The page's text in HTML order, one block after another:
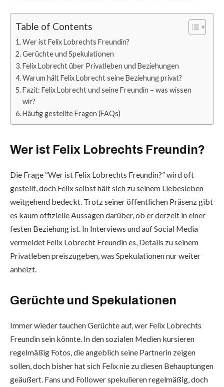
Table of Contents
Wer ist Felix Lobrechts Freundin?
Gerüchte und Spekulationen
Felix Lobrecht über Privatleben und Beziehungen
Warum hält Felix Lobrecht seine Beziehung privat?
Fazit: Felix Lobrecht und seine Freundin – was wissen
wir?
Häufig gestellte Fragen (FAQs)
Wer ist Felix Lobrechts Freundin?
Die Frage “Wer ist Felix Lobrechts Freundin?” wird oft
gestellt, doch Felix selbst hält sich zu seinem Liebesleben
weitgehend bedeckt. Trotz seiner öffentlichen Präsenz gibt
es kaum offizielle Aussagen darüber, ob er derzeit in einer
festen Beziehung ist. In Interviews und auf Social Media
vermeidet Felix Lobrecht Freundin es, Details zu seinem
Privatleben preiszugeben, was Spekulationen nur weiter
anheizt.
Gerüchte und Spekulationen
Immer wieder tauchen Gerüchte auf, wer Felix Lobrechts
Freundin sein könnte. In den sozialen Medien kursieren
regelmäßig Fotos, die angeblich seine Partnerin zeigen
sollen, doch bisher hat sich Felix nie zu diesen Behauptungen
geäußert. Fans und Follower spekulieren regelmäßig, doch